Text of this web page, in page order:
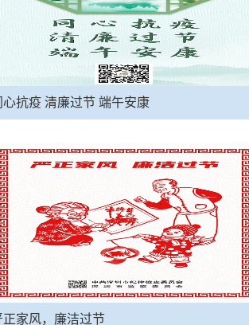
心抗疫 清廉过节 端午安康
正家风，廉洁过节